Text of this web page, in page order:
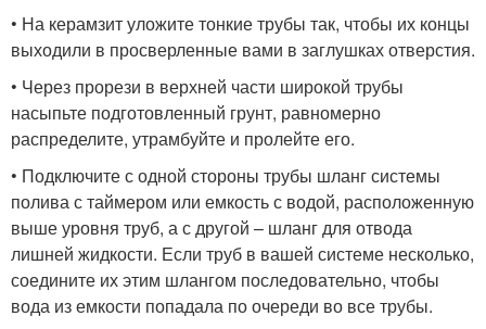
• На керамзит уложите тонкие трубы так, чтобы их концы
выходили в просверленные вами в заглушках отверстия.
• Через прорези в верхней части широкой трубы
насыпьте подготовленный грунт, равномерно
распределите, утрамбуйте и пролейте его.
• Подключите с одной стороны трубы шланг системы
полива с таймером или емкость с водой, расположенную
выше уровня труб, а с другой – шланг для отвода
лишней жидкости. Если труб в вашей системе несколько,
соедините их этим шлангом последовательно, чтобы
вода из емкости попадала по очереди во все трубы.